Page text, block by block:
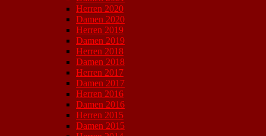
Herren 2020
Damen 2020
Herren 2019
Damen 2019
Herren 2018
Damen 2018
Herren 2017
Damen 2017
Herren 2016
Damen 2016
Herren 2015
Damen 2015